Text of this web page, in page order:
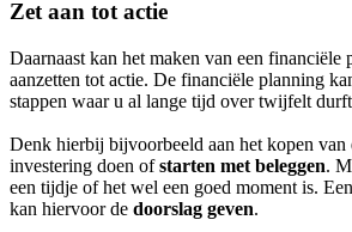
Zet aan tot actie
Daarnaast kan het maken van een financiële
aanzetten tot actie. De financiële planning
stappen waar u al lange tijd over twijfelt
Denk hierbij bijvoorbeeld aan het kopen van
investering doen ofstarten met beleggen.
een tijdje of het wel een goed moment is.
kan hiervoor de doorslag geven.